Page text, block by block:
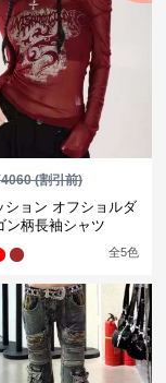
4060(割引前)
ション オフショルダ
ン柄長袖シャツ
全5色